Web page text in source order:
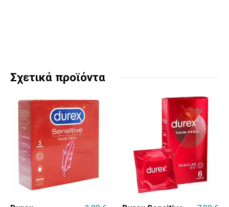
Σχετικά προϊόντα